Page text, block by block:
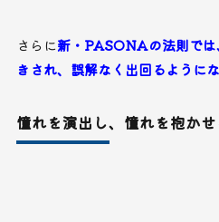
さらに新・PASONAの法則で
きされ、誤解なく出回るように
憧れを演出し、憧れを抱かせ